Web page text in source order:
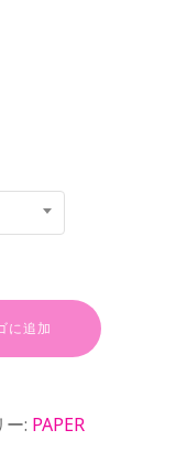
に追加
ー: PAPER